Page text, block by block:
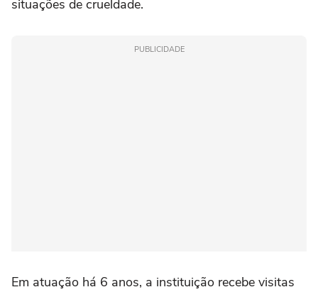
situações de crueldade.
PUBLICIDADE
Em atuação há 6 anos, a instituição recebe visitas